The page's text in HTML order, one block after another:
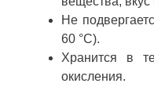
Не
60 °C).
Хранится в
окисления.